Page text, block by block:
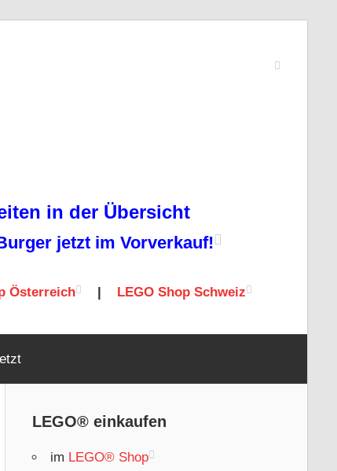
in der Übersicht
jetzt im Vorverkauf!
Österreich LEGO Shop Schweiz
LEGO® einkaufen
im LEGO® Shop